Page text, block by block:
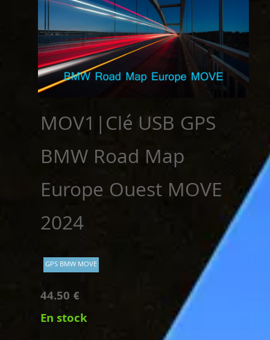
MOV1|Clé USB GPS
BMW Road Map
Europe Ouest MOVE
2024
GPS BMW MOVE
44.50 €
En stock